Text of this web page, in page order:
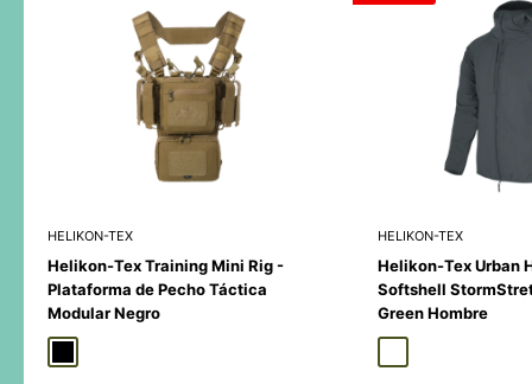
HELIKON-TEX
Helikon-Tex Training Mini Rig -
Plataforma de Pecho Táctica
Modular Negro
HELIKON-TEX
Helikon-Tex Urban
Softshell
Green Hombre